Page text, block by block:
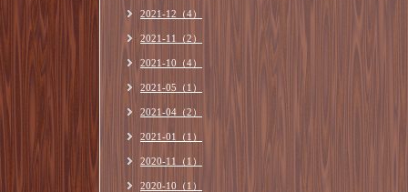
2021-12（4）
2021-11（2）
2021-10（4）
2021-05（1）
2021-04（2）
2021-01（1）
2020-11（1）
2020-10（1）